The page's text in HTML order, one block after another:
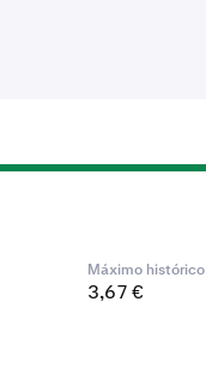
Máximo histórico
3,67 €